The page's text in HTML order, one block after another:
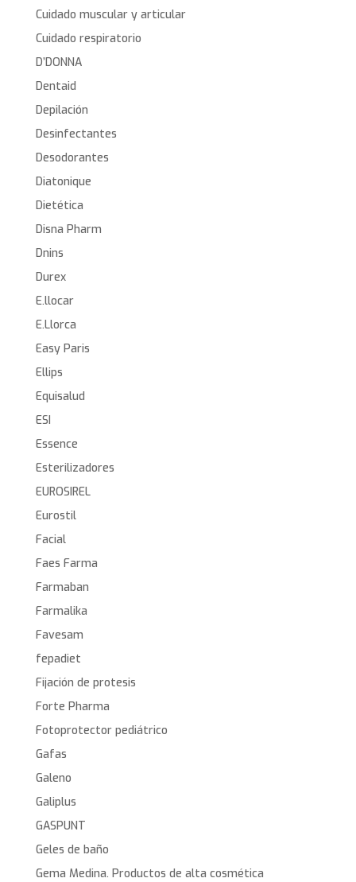
Cuidado muscular y articular
Cuidado respiratorio
D’DONNA
Dentaid
Depilación
Desinfectantes
Desodorantes
Diatonique
Dietética
Disna Pharm
Dnins
Durex
E.llocar
E.Llorca
Easy Paris
Ellips
Equisalud
ESI
Essence
Esterilizadores
EUROSIREL
Eurostil
Facial
Faes Farma
Farmaban
Farmalika
Favesam
fepadiet
Fijación de protesis
Forte Pharma
Fotoprotector pediátrico
Gafas
Galeno
Galiplus
GASPUNT
Geles de baño
Gema Medina. Productos de alta cosmética